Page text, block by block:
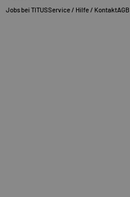
Jobs bei TITUSService / Hilfe / KontaktAGB